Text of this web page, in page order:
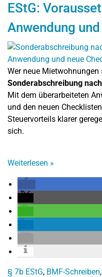
EStG:
Anwendung
Wer neue
Sonderabschreibung
Mit dem überarbeiteten
und den neuen
Steuervorteils klarer
sich.
Weiterlesen »
§ 7b EStG, BMF-Schreiben,